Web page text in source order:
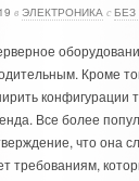
в ЭЛЕКТРОНИКА с
Кроме
конфигурации
Все более
что она
требованиям,